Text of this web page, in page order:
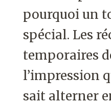
pourquoi un
spécial. Les
temporaires
l’impression
sait alterner